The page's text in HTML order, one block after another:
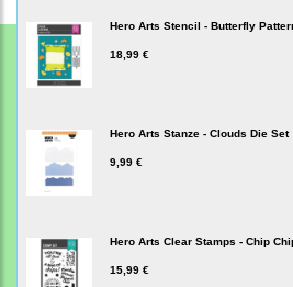
Hero Arts Stencil - Butterfly
18,99 €
Hero Arts Stanze - Clouds Die Set
9,99 €
Hero Arts Clear Stamps - Chip
15,99 €